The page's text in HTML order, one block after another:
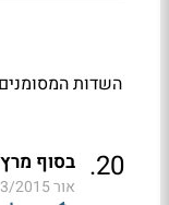
השדות
20
. בסוף
אור00:26